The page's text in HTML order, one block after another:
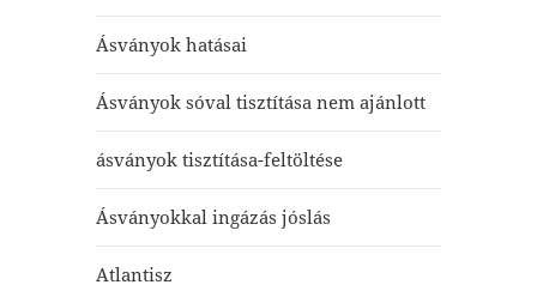
Ásványok hatásai
Ásványok sóval tisztítása nem ajánlott
ásványok tisztítása-feltöltése
Ásványokkal ingázás jóslás
Atlantisz